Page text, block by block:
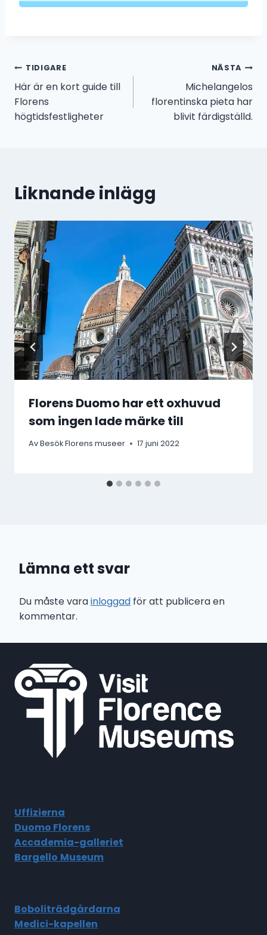
Inläggsnavigering
TIDIGARE
Här är en kort guide till
Florens
högtidsfestligheter
NÄSTA
Michelangelos
florentinska pieta har
blivit färdigställd.
Liknande inlägg
Florens Duomo har ett oxhuvud
som ingen lade märke till
AvBesök Florens museer 17 juni 2022
Lämna ett svar
Du måste varainloggad för att publicera en
kommentar.
Uffizierna
Duomo Florens
Accademia-galleriet
Bargello Museum
Boboliträdgårdarna
Medici-kapellen